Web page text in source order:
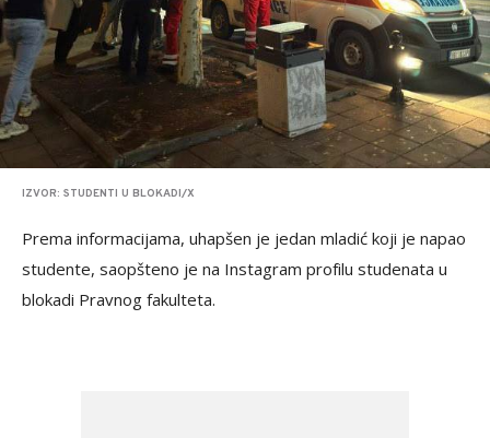
IZVOR: STUDENTI U BLOKADI/X
Prema informacijama, uhapšen je jedan mladić koji je napao
studente, saopšteno je na Instagram profilu studenata u
blokadi Pravnog fakulteta.